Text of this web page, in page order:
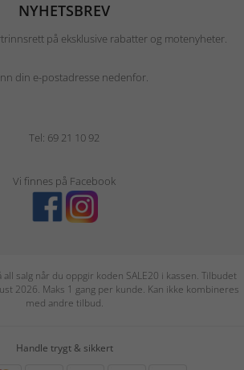
NYHETSBREV
på eksklusive rabatter og motenyheter.
din e-postadresse nedenfor.
Tel: 69 21 10 92
Vi finnes på Facebook
salg når du oppgir koden SALE20 i kassen. Tilbudet
2026. Maks 1 gang per kunde. Kan ikke kombineres
med andre tilbud.
Handle trygt & sikkert